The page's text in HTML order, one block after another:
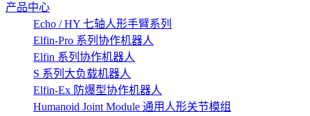
产品中心
Echo / HY 七轴人形手臂系列
Elfin-Pro 系列协作机器人
Elfin 系列协作机器人
S 系列大负载机器人
Elfin-Ex 防爆型协作机器人
Humanoid Joint Module 通用人形关节模组